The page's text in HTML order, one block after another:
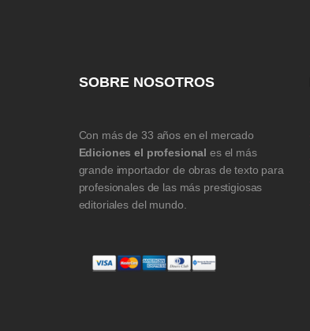
SOBRE NOSOTROS
Con más de 33 años en el mercado
Ediciones el profesional es el más
grande importador de obras de texto para
profesionales de las más prestigiosas
editoriales del mundo.